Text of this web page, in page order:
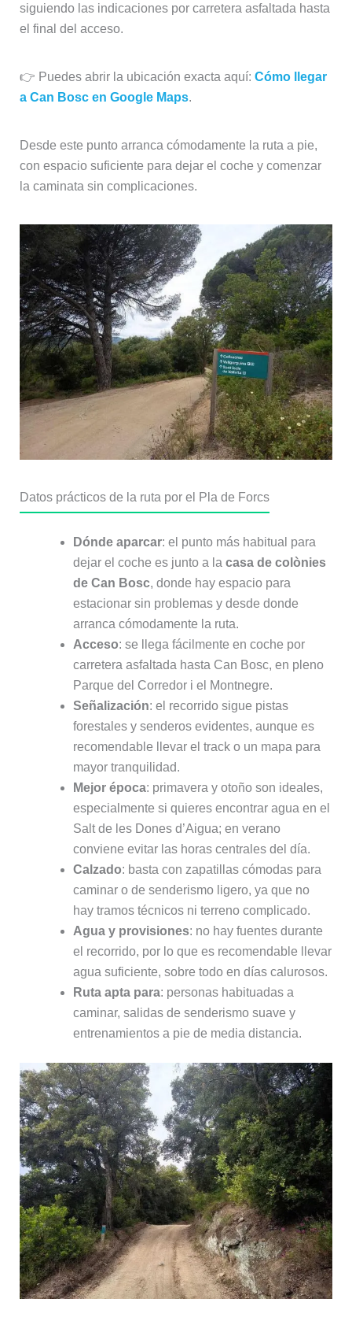
siguiendo las indicaciones por carretera asfaltada hasta
el final del acceso.
👉 Puedes abrir la ubicación exacta aquí: Cómo llegar
a Can Bosc en Google Maps.
Desde este punto arranca cómodamente la ruta a pie,
con espacio suficiente para dejar el coche y comenzar
la caminata sin complicaciones.
Datos prácticos de la ruta por el Pla de Forcs
Dónde aparcar: el punto más habitual para
dejar el coche es junto a la casa de colònies
de Can Bosc, donde hay espacio para
estacionar sin problemas y desde donde
arranca cómodamente la ruta.
Acceso: se llega fácilmente en coche por
carretera asfaltada hasta Can Bosc, en pleno
Parque del Corredor i el Montnegre.
Señalización: el recorrido sigue pistas
forestales y senderos evidentes, aunque es
recomendable llevar el track o un mapa para
mayor tranquilidad.
Mejor época: primavera y otoño son ideales,
especialmente si quieres encontrar agua en el
Salt de les Dones d’Aigua; en verano
conviene evitar las horas centrales del día.
Calzado: basta con zapatillas cómodas para
caminar o de senderismo ligero, ya que no
hay tramos técnicos ni terreno complicado.
Agua y provisiones: no hay fuentes durante
el recorrido, por lo que es recomendable llevar
agua suficiente, sobre todo en días calurosos.
Ruta apta para: personas habituadas a
caminar, salidas de senderismo suave y
entrenamientos a pie de media distancia.